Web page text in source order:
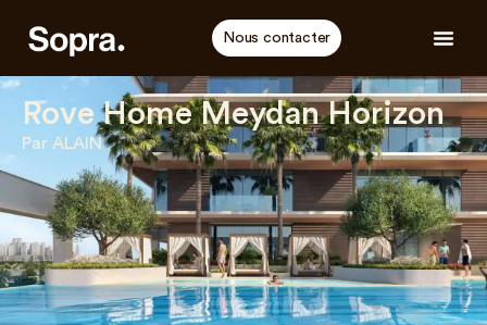
Nous contacter
Rove Home Meydan Horizon
Par ALAIN